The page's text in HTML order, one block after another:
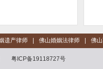
遗产律师 佛山婚姻法律师 佛
粤ICP备19118727号